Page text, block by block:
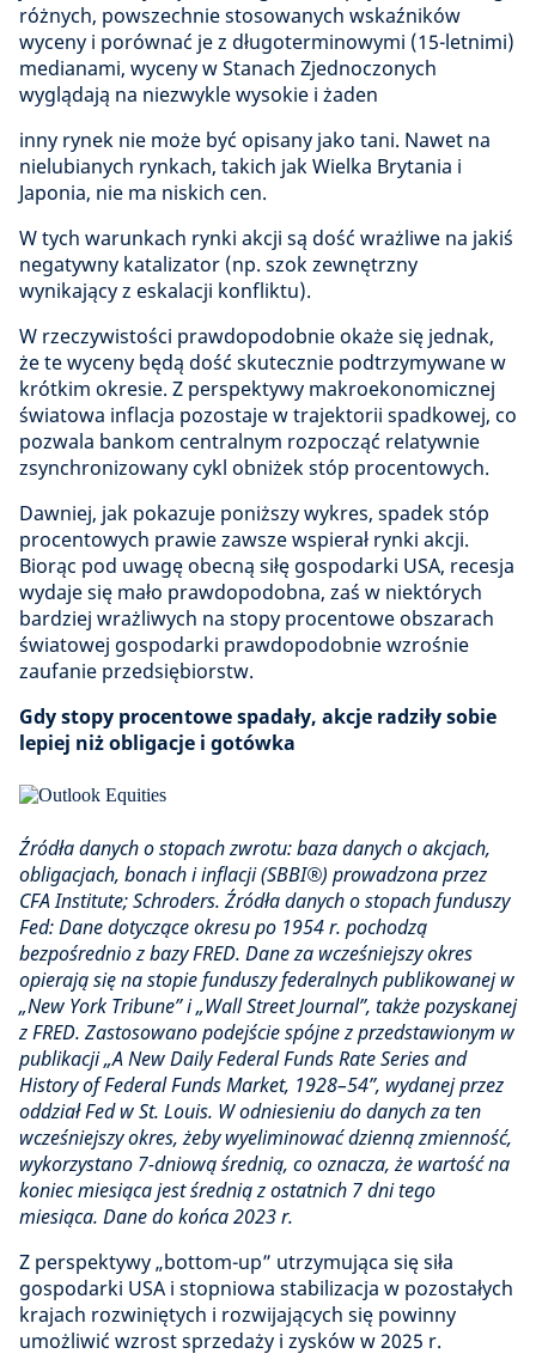
różnych, powszechnie stosowanych wskaźników
wyceny i porównać je z długoterminowymi (15-letnimi)
medianami, wyceny w Stanach Zjednoczonych
wyglądają na niezwykle wysokie i żaden
inny rynek nie może być opisany jako tani. Nawet na
nielubianych rynkach, takich jak Wielka Brytania i
Japonia, nie ma niskich cen.
W tych warunkach rynki akcji są dość wrażliwe na jakiś
negatywny katalizator (np. szok zewnętrzny
wynikający z eskalacji konfliktu).
W rzeczywistości prawdopodobnie okaże się jednak,
że te wyceny będą dość skutecznie podtrzymywane w
krótkim okresie. Z perspektywy makroekonomicznej
światowa inflacja pozostaje w trajektorii spadkowej, co
pozwala bankom centralnym rozpocząć relatywnie
zsynchronizowany cykl obniżek stóp procentowych.
Dawniej, jak pokazuje poniższy wykres, spadek stóp
procentowych prawie zawsze wspierał rynki akcji.
Biorąc pod uwagę obecną siłę gospodarki USA, recesja
wydaje się mało prawdopodobna, zaś w niektórych
bardziej wrażliwych na stopy procentowe obszarach
światowej gospodarki prawdopodobnie wzrośnie
zaufanie przedsiębiorstw.
Gdy stopy procentowe spadały, akcje radziły sobie
lepiej niż obligacje i gotówka
Źródła danych o stopach zwrotu: baza danych o akcjach,
obligacjach, bonach i inflacji (SBBI®) prowadzona przez
CFA Institute; Schroders. Źródła danych o stopach funduszy
Fed: Dane dotyczące okresu po 1954 r. pochodzą
bezpośrednio z bazy FRED. Dane za wcześniejszy okres
opierają się na stopie funduszy federalnych publikowanej w
„New York Tribune” i „Wall Street Journal”, także pozyskanej
z FRED. Zastosowano podejście spójne z przedstawionym w
publikacji „A New Daily Federal Funds Rate Series and
History of Federal Funds Market, 1928–54”, wydanej przez
oddział Fed w St. Louis. W odniesieniu do danych za ten
wcześniejszy okres, żeby wyeliminować dzienną zmienność,
wykorzystano 7-dniową średnią, co oznacza, że wartość na
koniec miesiąca jest średnią z ostatnich 7 dni tego
miesiąca. Dane do końca 2023 r.
Z perspektywy „bottom-up” utrzymująca się siła
gospodarki USA i stopniowa stabilizacja w pozostałych
krajach rozwiniętych i rozwijających się powinny
umożliwić wzrost sprzedaży i zysków w 2025 r.